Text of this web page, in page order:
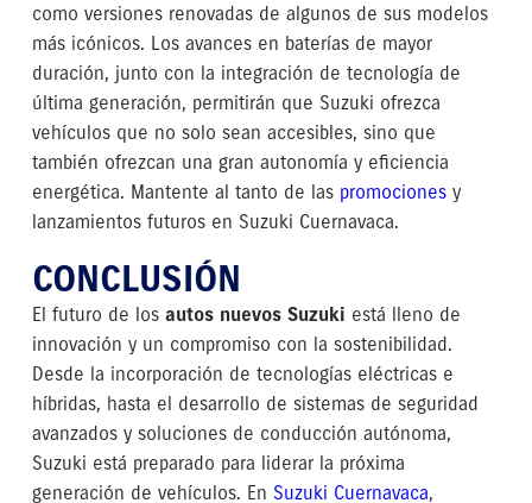
como versiones renovadas de algunos de sus modelos
más icónicos. Los avances en baterías de mayor
duración, junto con la integración de tecnología de
última generación, permitirán que Suzuki ofrezca
vehículos que no solo sean accesibles, sino que
también ofrezcan una gran autonomía y eficiencia
energética. Mantente al tanto de las promocionesy
lanzamientos futuros en Suzuki Cuernavaca.
CONCLUSIÓN
El futuro de los autos nuevos Suzuki está lleno de
innovación y un compromiso con la sostenibilidad.
Desde la incorporación de tecnologías eléctricas e
híbridas, hasta el desarrollo de sistemas de seguridad
avanzados y soluciones de conducción autónoma,
Suzuki está preparado para liderar la próxima
generación de vehículos. En Suzuki Cuernavaca,